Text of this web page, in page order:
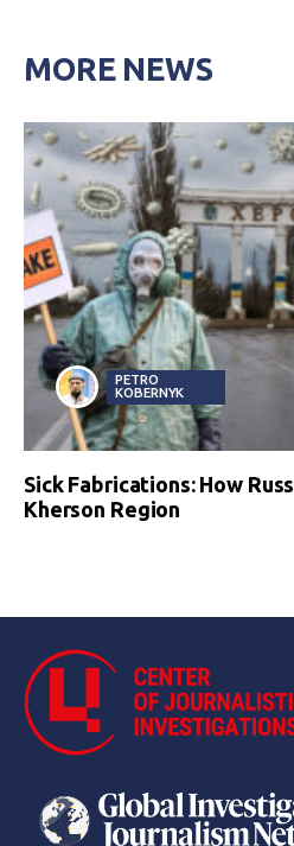
MORE NEWS
PETRO
KOBERNYK
Sick Fabrications: How
Kherson Region